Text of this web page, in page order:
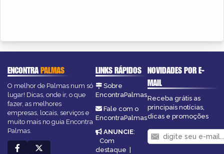
ENCONTRAPALMAS
O melhor de Palmas num só
lugar! Dicas, onde ir, o que
fazer, as melhores
empresas, locais, serviços e
muito mais no guia Encontra
Palmas.
LINKS RÁPIDOS
Sobre
EncontraPalmas
Fale com o
EncontraPalmas
ANUNCIE:
Com
destaque |
NOVIDADES POR E-
MAIL
Receba grátis as
principais notícias,
dicas e promoções